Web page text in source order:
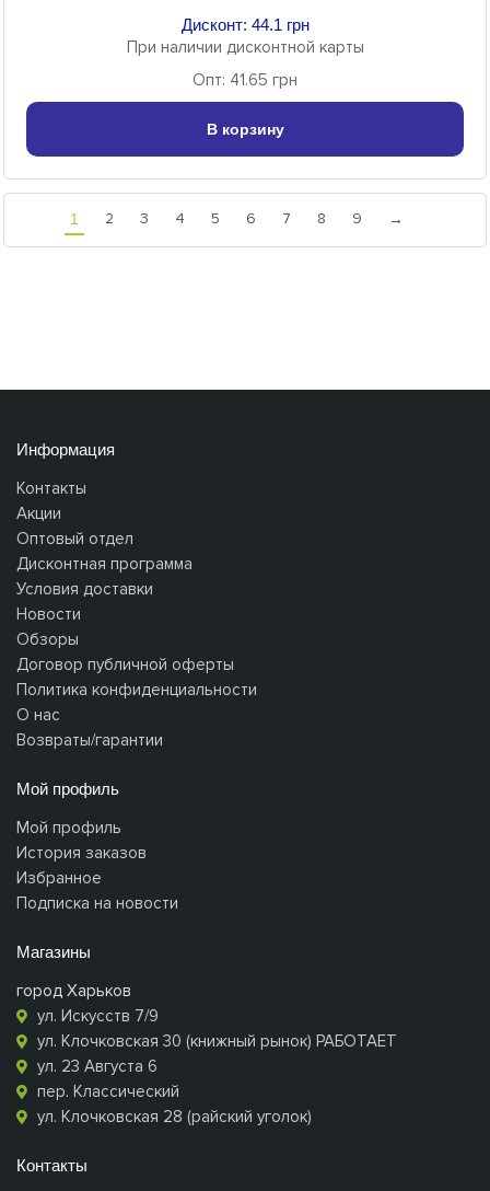
Дисконт: 44.1 грн
При наличии дисконтной карты
Опт: 41.65 грн
В корзину
1 2 3 4 5 6 7 8 9 →
Информация
Контакты
Акции
Оптовый отдел
Дисконтная программа
Условия доставки
Новости
Обзоры
Договор публичной оферты
Политика конфиденциальности
О нас
Возвраты/гарантии
Мой профиль
Мой профиль
История заказов
Избранное
Подписка на новости
Магазины
город Харьков
ул. Искусств 7/9
ул. Клочковская 30 (книжный рынок) РАБОТАЕТ
ул. 23 Августа 6
пер. Классический
ул. Клочковская 28 (райский уголок)
Контакты